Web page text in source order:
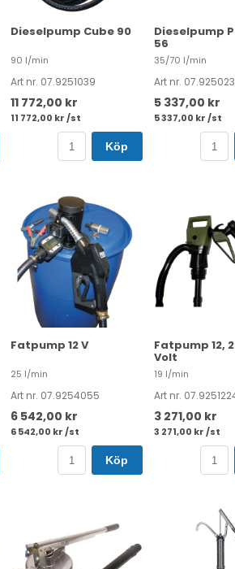
Dieselpump Cube 90
90 l/min
Art nr. 07.9251039
11 772,00 kr
11 772,00 kr /st
Köp
Dieselpump
56
35/70 l/min
Art nr.
5 337,00 kr
5 337,00 kr /st
Fatpump 12 V
25 l/min
Art nr. 07.9254055
6 542,00 kr
6 542,00 kr /st
Köp
Fatpump 12,
Volt
19 l/min
Art nr.
3 271,00 kr
3 271,00 kr /st